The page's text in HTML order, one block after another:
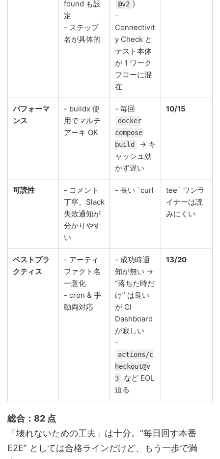
found も設
定
- ステップ
名が具体的
@v2 )
-
Connectivit
y Check と
テスト本体
が 1 ワーク
フローに混
在
パフォーマ
ンス
- buildx 使
用でマルチ
アーキ OK
- 毎回
docker
compose
build
→ キ
ャッシュ効
かず遅い
10/15
可読性
- コメント
丁寧。Slack
失敗通知が
分かりやす
い
- 長い `curl
tee` ワンラ
イナーは読
みにくい
ベストプラ
クティス
- アーティ
ファクト名
一意化
- cron & 手
動両対応
- 成功時通
知が無い →
“落ちた時だ
け” は良い
が CI
Dashboard
が寂しい
-
actions/c
heckout@v
3
など EOL
迫る
13/20
総合：82 点
「壊れないための工夫」は十分。“毎日回す本番
E2E” としては合格ラインだけど、もう一歩で満